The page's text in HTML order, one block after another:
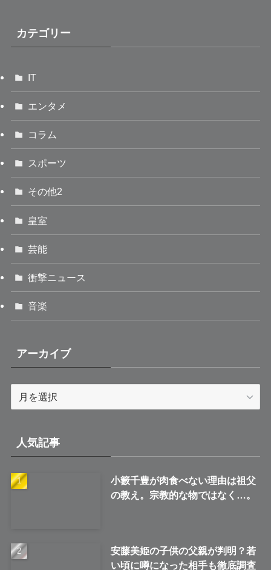
カテゴリー
IT
エンタメ
コラム
スポーツ
その他2
皇室
芸能
衝撃ニュース
音楽
アーカイブ
ブ
人気記事
小籔千豊が肉食べない理由は祖父
の教え。宗教的な物ではなく…。
安藤美姫の子供の父親が判明？若
い頃に噂になった相手も徹底調査